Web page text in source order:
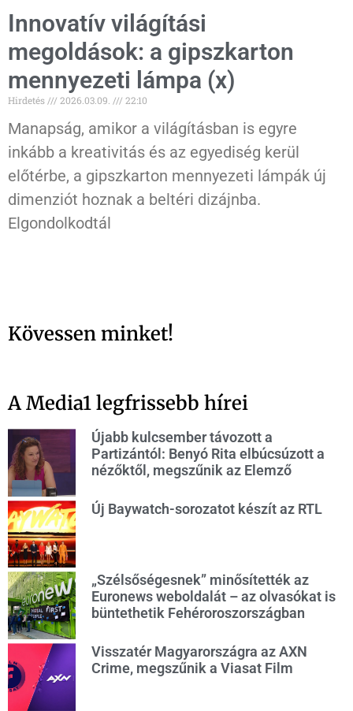
Innovatív világítási
megoldások: a gipszkarton
mennyezeti lámpa (x)
Hirdetés 2026.03.09. 22:10
Manapság, amikor a világításban is egyre
inkább a kreativitás és az egyediség kerül
előtérbe, a gipszkarton mennyezeti lámpák új
dimenziót hoznak a beltéri dizájnba.
Elgondolkodtál
Kövessen minket!
A Media1 legfrissebb hírei
Újabb kulcsember távozott a
Partizántól: Benyó Rita elbúcsúzott a
nézőktől, megszűnik az Elemző
Új Baywatch-sorozatot készít az RTL
„Szélsőségesnek” minősítették az
Euronews weboldalát – az olvasókat is
büntethetik Fehéroroszországban
Visszatér Magyarországra az AXN
Crime, megszűnik a Viasat Film